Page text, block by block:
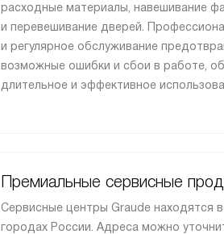
расходные материалы, навешивание
и перевешивание дверей.
и регулярное обслуживание
возможные ошибки и сбои в работе,
длительное и эффективное
Премиальные сервисные
Сервисные центры Graude находятся
городах России. Адреса можно